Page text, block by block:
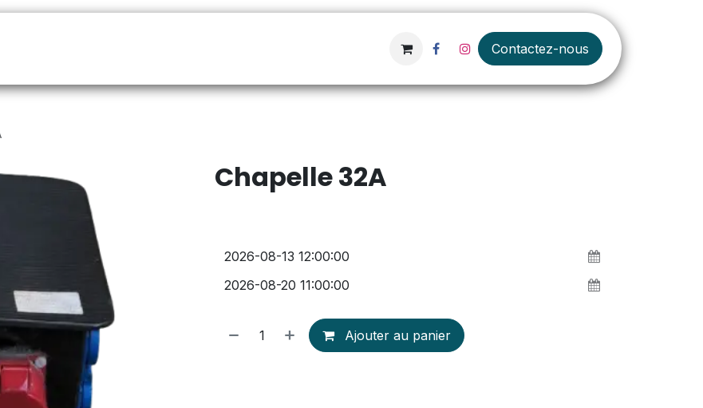
Contactez-nous
Chapelle 32A
Ajouter au panier